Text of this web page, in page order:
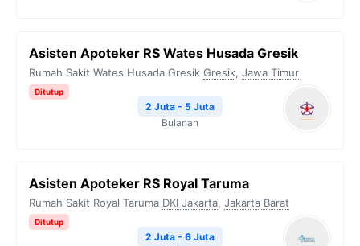
Asisten Apoteker RS Wates Husada Gresik
Rumah Sakit Wates Husada Gresik Gresik, Jawa Timur
Ditutup
2 Juta - 5 Juta
Bulanan
Asisten Apoteker RS Royal Taruma
Rumah Sakit Royal Taruma DKI Jakarta, Jakarta Barat
Ditutup
2 Juta - 6 Juta